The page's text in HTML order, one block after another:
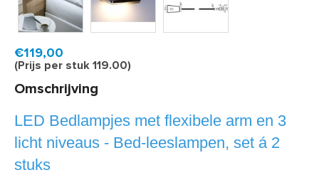
Snel in huis, 1 á 2 werkdagen
€119,00
(Prijs per stuk 119.00)
Omschrijving
LED Bedlampjes met flexibele arm en 3
licht niveaus - Bed-leeslampen, set á 2
stuks